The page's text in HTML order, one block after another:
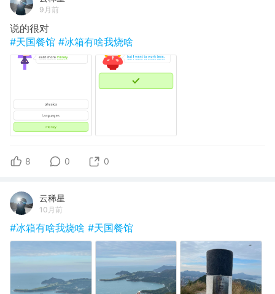
9月前
说的很对
#天国餐馆 #冰箱有啥我烧啥
8 0 0
云稀星
10月前
#冰箱有啥我烧啥 #天国餐馆